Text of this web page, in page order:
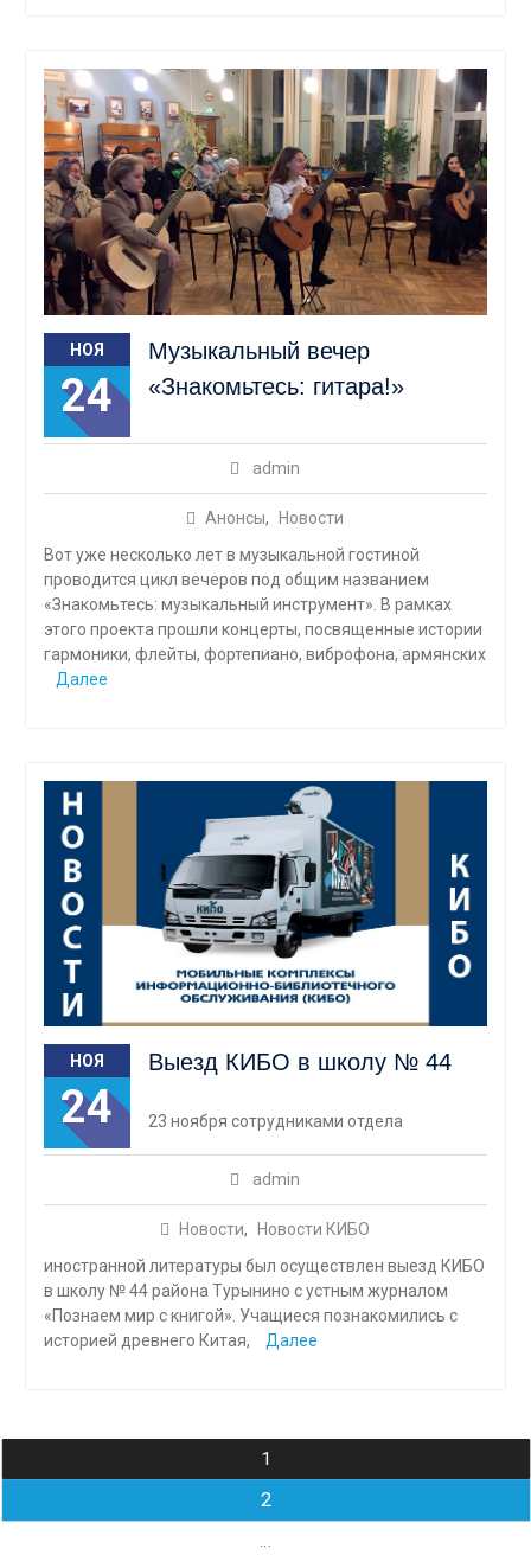
НОЯ
24
Музыкальный вечер
«Знакомьтесь: гитара!»
admin
Анонсы, Новости
Вот уже несколько лет в музыкальной гостиной
проводится цикл вечеров под общим названием
«Знакомьтесь: музыкальный инструмент». В рамках
этого проекта прошли концерты, посвященные истории
гармоники, флейты, фортепиано, виброфона, армянских
Далее
НОЯ
24
Выезд КИБО в школу № 44
admin
Новости, Новости КИБО
23 ноября сотрудниками отдела
иностранной литературы был осуществлен выезд КИБО
в школу № 44 района Турынино с устным журналом
«Познаем мир с книгой». Учащиеся познакомились с
историей древнего Китая,
Далее
Навигация
по
записям
1
2
…